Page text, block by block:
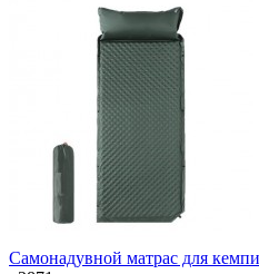
Самонадувной матрас для